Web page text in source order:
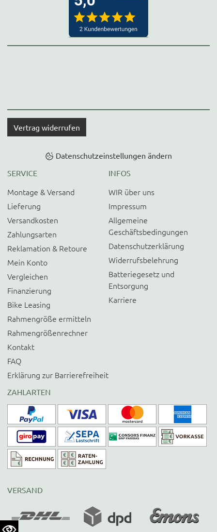
Vertrag widerrufen
Datenschutzeinstellungen ändern
SERVICE
Montage & Versand
Lieferung
Versandkosten
Zahlungsarten
Reklamation & Retoure
Mein Konto
Vergleichen
Finanzierung
Bike Leasing
Rahmengröße ermitteln
Rahmengrößenrechner
Kontakt
FAQ
Erklärung zur Barrierefreiheit
INFOS
WIR über uns
Impressum
Allgemeine
Geschäftsbedingungen
Datenschutzerklärung
Widerrufsbelehrung
Batteriegesetz und
Entsorgung
Karriere
ZAHLARTEN
VERSAND